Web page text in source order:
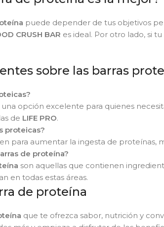
puede depender de tus objetivos
CRUSH BAR es ideal. Por otro lado, si
sobre las barras
una opción excelente para quienes
de LIFE PRO.
proteicas?
para aumentar la ingesta de proteínas,
de proteína?
son aquellas que contienen
en todas estas áreas.
de proteína
que te ofrezca sabor, nutrición y